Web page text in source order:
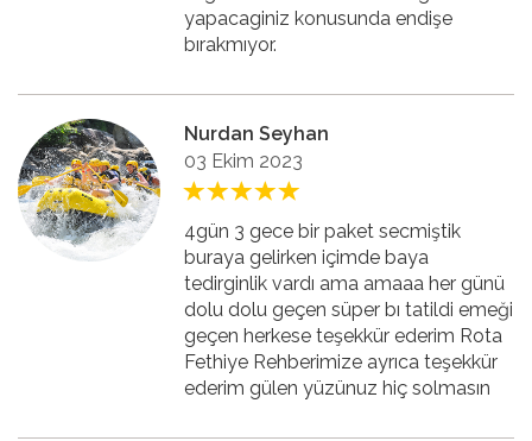
yapacaginiz konusunda endişe
bırakmıyor.
Nurdan Seyhan
03 Ekim 2023
4gün 3 gece bir paket secmiştik
buraya gelirken içimde baya
tedirginlik vardı ama amaaa her günü
dolu dolu geçen süper bı tatildi emeği
geçen herkese teşekkür ederim Rota
Fethiye Rehberimize ayrıca teşekkür
ederim gülen yüzünuz hiç solmasın